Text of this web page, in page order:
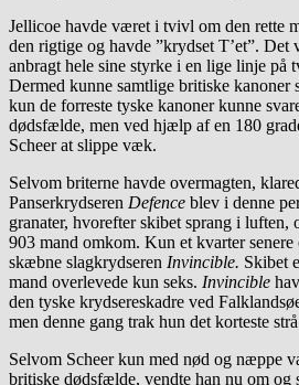
Jellicoe havde været i tvivl om den rette
den rigtige og havde ”krydset T’et”. Det
anbragt hele sine styrke i en lige linje på
Dermed kunne samtlige britiske kanoner
kun de forreste tyske kanoner kunne
dødsfælde, men ved hjælp af en 180
Scheer at slippe væk.
Selvom briterne havde overmagten,
Panserkrydseren Defence blev i denne
granater, hvorefter skibet sprang i luften,
903 mand omkom. Kun et kvarter senere
skæbne slagkrydseren Invincible. Skibet
mand overlevede kun seks. Invincible
den tyske krydsereskadre ved
men denne gang trak hun det korteste
Selvom Scheer kun med nød og næppe
britiske dødsfælde, vendte han nu om og